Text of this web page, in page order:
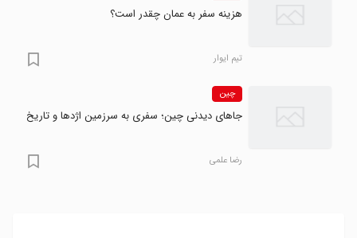
هزینه سفر به عمان چقدر است؟
تیم ایوار
چین
جاهای دیدنی چین؛ سفری به سرزمین اژدها و تاریخ
رضا علمی